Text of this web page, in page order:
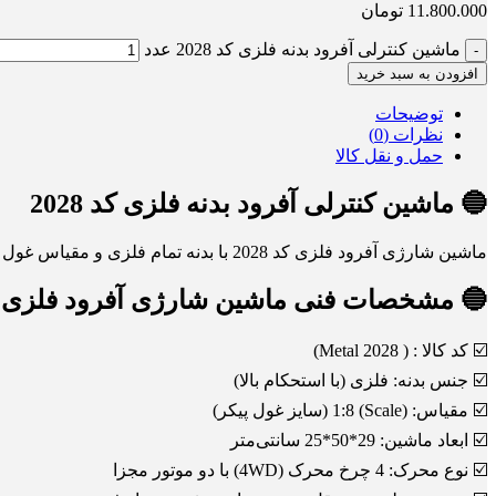
11.800.000 تومان
ماشین کنترلی آفرود بدنه فلزی کد 2028 عدد
افزودن به سبد خرید
توضیحات
نظرات (0)
حمل و نقل کالا
🔵 ماشین کنترلی آفرود بدنه فلزی کد 2028
ماشین شارژی آفرود فلزی کد 2028 با بدنه تمام فلزی و مقیاس غول پیکر 1:8. دارای 4 چرخ محرک، سیستم تعلیق مستقل و چراغ‌های LED. ارسال سریع و ضمانت بهترین قیمت!
🔵 مشخصات فنی ماشین شارژی آفرود فلزی کد
☑️ کد کالا : ( Metal 2028)
☑️ جنس بدنه: فلزی (با استحکام بالا)
☑️ مقیاس: (Scale) 1:8 (سایز غول پیکر)
☑️ ابعاد ماشین: 29*50*25 سانتی‌متر
☑️ نوع محرک: 4 چرخ محرک (4WD) با دو موتور مجزا